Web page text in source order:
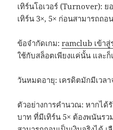
เทิร์นโอเวอร์ (Turnover):
เทิร์น 3×, 5× ก่อนสามารถถอน
ข้อจำกัดเกม:ramclub เข้าสู่
ใช้กับสล็อตเพียงแค่นั้น และก็
วันหมดอายุ: เครดิตมักมีเว
ตัวอย่างการคำนวณ: หากได้
บาท ที่มีเทิร์น 5× ต้องพนันรว